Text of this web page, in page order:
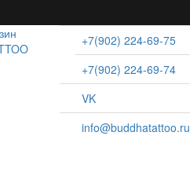
+7(902) 224-69-75
+7(902) 224-69-74
VK
info@buddhatattoo.ru